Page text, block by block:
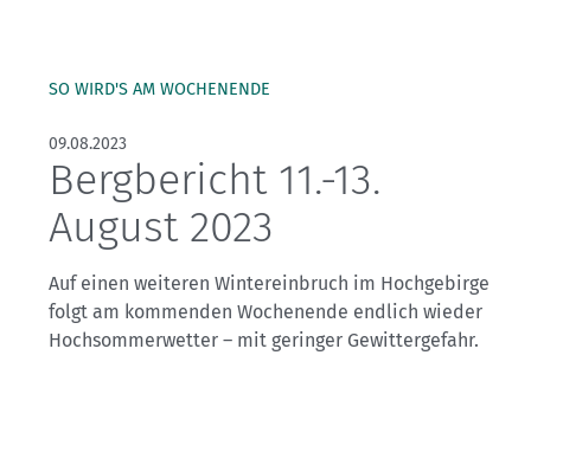
Wettkampfklettern
SO WIRD'S AM WOCHENENDE
09.08.2023
Bergbericht 11.-13.
August 2023
Auf einen weiteren Wintereinbruch im Hochgebirge
folgt am kommenden Wochenende endlich wieder
Hochsommerwetter – mit geringer Gewittergefahr.